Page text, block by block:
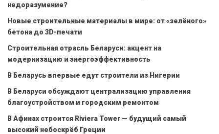
недоразумение?
Новые строительные материалы в мире: от «зелёного»
бетона до 3D-печати
Строительная отрасль Беларуси: акцент на
модернизацию и энергоэффективность
В Беларусь впервые едут строители из Нигерии
В Беларуси обсуждают централизацию управления
благоустройством и городским ремонтом
В Афинах строится Riviera Tower — будущий самый
высокий небоскрёб Греции